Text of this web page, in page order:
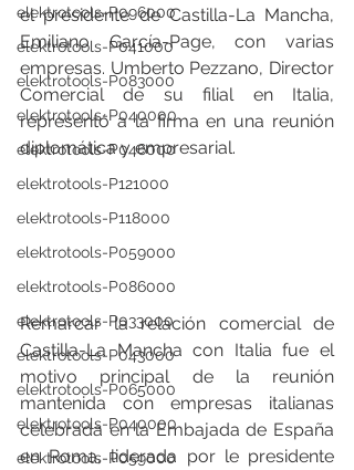
elektrotools-P096000
elektrotools-P041000
elektrotools-P083000
elektrotools-P040000
elektrotools-P046000
elektrotools-P121000
elektrotools-P118000
elektrotools-P059000
elektrotools-P086000
elektrotools-P033000
elektrotools-P043000
elektrotools-P065000
elektrotools-P040000
elektrotools-P059000
el presidente de Castilla-La Mancha,
Emiliano García-Page, con varias
empresas. Umberto Pezzano, Director
Comercial de su filial en Italia,
representó a la firma en una reunión
diplomática y empresarial.
Remarcar la relación comercial de
Castilla-La Mancha con Italia fue el
motivo principal de la reunión
mantenida con empresas italianas
celebrada en la Embajada de España
en Roma, liderada por le presidente